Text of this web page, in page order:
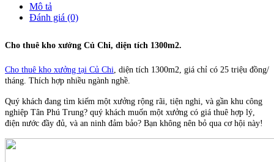
Mô tả
Đánh giá (0)
Cho thuê kho xưởng Củ Chi, diện tích 1300m2.
Cho thuê kho xưởng tại Củ Chi , diện tích 1300m2, giá chỉ có 25 triệu đồng/
tháng. Thích hợp nhiều ngành nghề.
Quý khách đang tìm kiếm một xưởng rộng rãi, tiện nghi, và gần khu công
nghiệp Tân Phú Trung? quý khách muốn một xưởng có giá thuê hợp lý,
điện nước đầy đủ, và an ninh đảm bảo? Bạn không nên bỏ qua cơ hội này!